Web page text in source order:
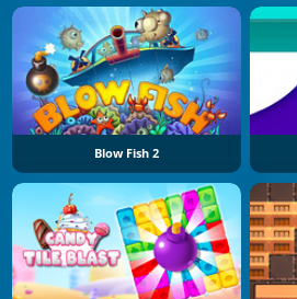
Blow Fish 2